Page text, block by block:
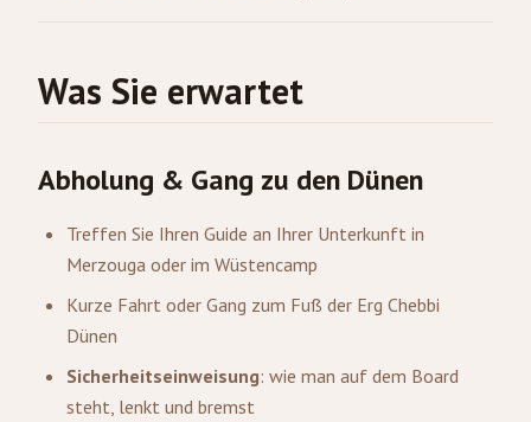
Was Sie erwartet
Abholung & Gang zu den Dünen
Treffen Sie Ihren Guide an Ihrer Unterkunft in
Merzouga oder im Wüstencamp
Kurze Fahrt oder Gang zum Fuß der Erg Chebbi
Dünen
Sicherheitseinweisung: wie man auf dem Board
steht, lenkt und bremst